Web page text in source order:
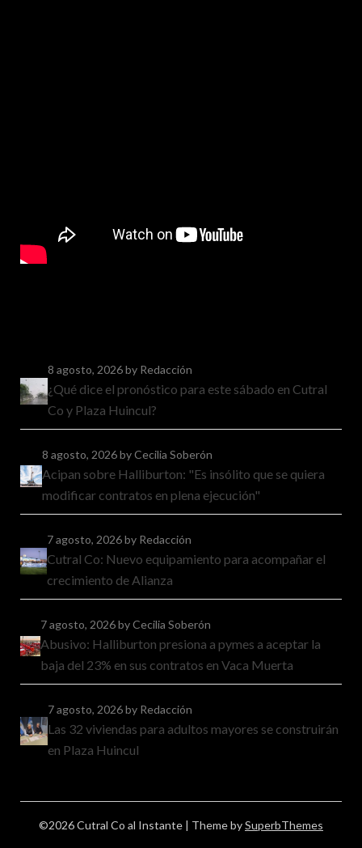
8 agosto, 2026by Redacción
¿Qué dice el pronóstico para este sábado en Cutral
Co y Plaza Huincul?
8 agosto, 2026by Cecilia Soberón
Acipan sobre Halliburton: "Es insólito que se quiera
modificar contratos en plena ejecución"
7 agosto, 2026by Redacción
Cutral Co: Nuevo equipamiento para acompañar el
crecimiento de Alianza
7 agosto, 2026by Cecilia Soberón
Abusivo: Halliburton presiona a pymes a aceptar la
baja del 23% en sus contratos en Vaca Muerta
7 agosto, 2026by Redacción
Las 32 viviendas para adultos mayores se construirán
en Plaza Huincul
©2026 Cutral Co al Instante | Theme bySuperbThemes